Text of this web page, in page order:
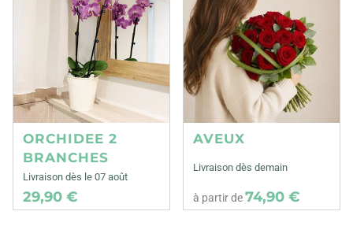
ORCHIDEE 2
BRANCHES
Livraison dès le 07 août
29,90 €
AVEUX
Livraison dès demain
à partir de74,90 €